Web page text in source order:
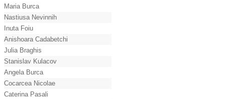
Maria Burca
Nastiusa Nevinnih
Inuta Foiu
Anishoara Cadabetchi
Julia Braghis
Stanislav Kulacov
Angela Burca
Cocarcea Nicolae
Caterina Pasali